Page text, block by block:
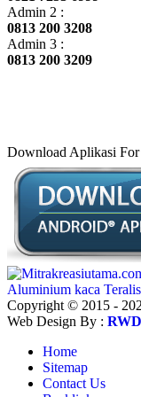
Admin 2 :
0813 200 3208
Admin 3 :
0813 200 3209
Download Aplikasi
Copyright © 2015 -
Web Design By : RWD
Home
Sitemap
Contact Us